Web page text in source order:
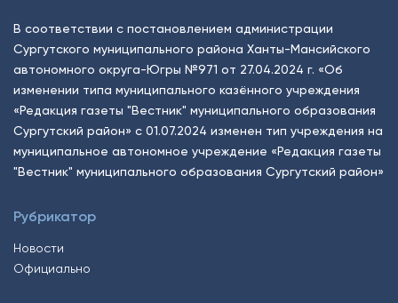
В соответствии с постановлением администрации
Сургутского муниципального района Ханты-Мансийского
автономного округа-Югры №971 от 27.04.2024 г. «Об
изменении типа муниципального казённого учреждения
«Редакция газеты "Вестник" муниципального образования
Сургутский район» с 01.07.2024 изменен тип учреждения на
муниципальное автономное учреждение «Редакция газеты
"Вестник" муниципального образования Сургутский район»
Рубрикатор
Новости
Официально